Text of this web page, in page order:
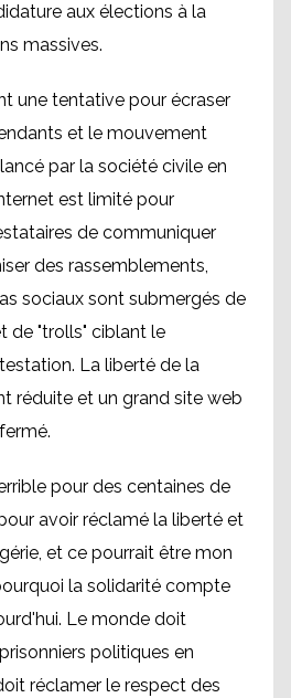
aux élections à la
massives.
une tentative pour écraser
et le mouvement
par la société civile en
est limité pour
de communiquer
des rassemblements,
sociaux sont submergés de
de "trolls" ciblant le
La liberté de la
réduite et un grand site web
pour des centaines de
avoir réclamé la liberté et
et ce pourrait être mon
la solidarité compte
Le monde doit
politiques en
réclamer le respect des